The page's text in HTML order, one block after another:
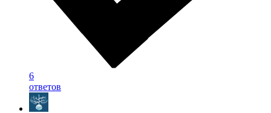
6
ответов